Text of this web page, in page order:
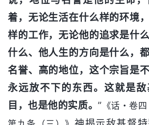
着，无论生活在什么样的环境
样的工作，无论他的追求是什
什么、他人生的方向是什么，
名誉、高的地位，这个宗旨是
永远放不下的东西。这就是
目，也是他的实质。” 《话・卷